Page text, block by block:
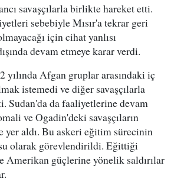
savaşçılarla birlikte hareket etti.
sebebiyle Mısır'a tekrar geri
için cihat yanlısı
devam etmeye karar verdi.
yılında Afgan gruplar arasındaki iç
istemedi ve diğer savaşçılarla
Sudan'da da faaliyetlerine devam
ve Ogadin'deki savaşçıların
yer aldı. Bu askeri eğitim sürecinin
olarak görevlendirildi. Eğittiği
Amerikan güçlerine yönelik saldırılar